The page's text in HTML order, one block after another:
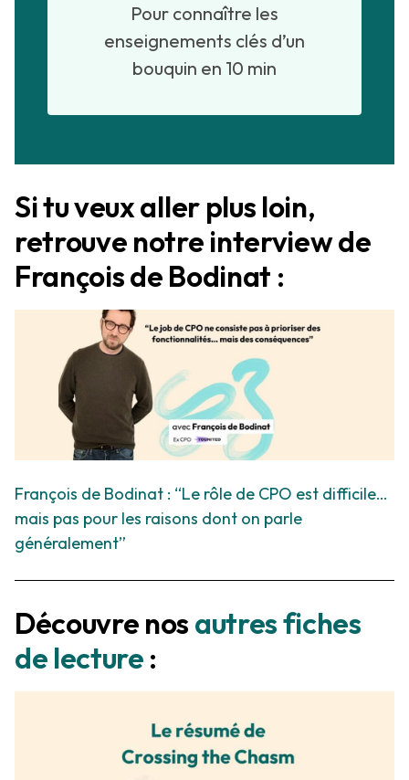
Pour connaître les
enseignements clés d’un
bouquin en 10 min
Si tu veux aller plus loin,
retrouve notre interview de
François de Bodinat :
François de Bodinat : “Le rôle de CPO est difficile…
mais pas pour les raisons dont on parle
généralement”
Découvre nos autres fiches
de lecture :